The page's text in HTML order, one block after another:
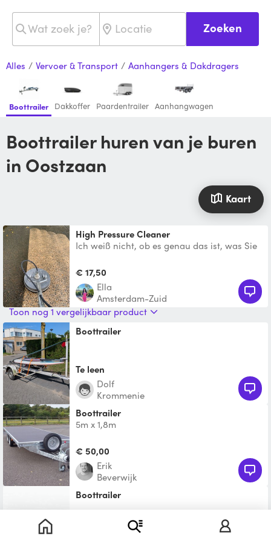
Zoeken
Alles / Vervoer & Transport / Aanhangers & Dakdragers
Boottrailer Dakkoffer Paardentrailer Aanhangwagen
Boottrailer huren van je buren
in Oostzaan
Kaart
High Pressure Cleaner
Ich weiß nicht, ob es genau das ist, was Sie
mehr. Ich kann e
€ 17,50
Ella
Amsterdam-Zuid
Toon nog 1 vergelijkbaar product
Boottrailer
Te leen
Dolf
Krommenie
Boottrailer
5m x 1,8m
€ 50,00
Erik
Beverwijk
Boottrailer